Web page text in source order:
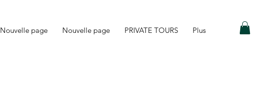
Nouvelle page Nouvelle page PRIVATE TOURS Plus